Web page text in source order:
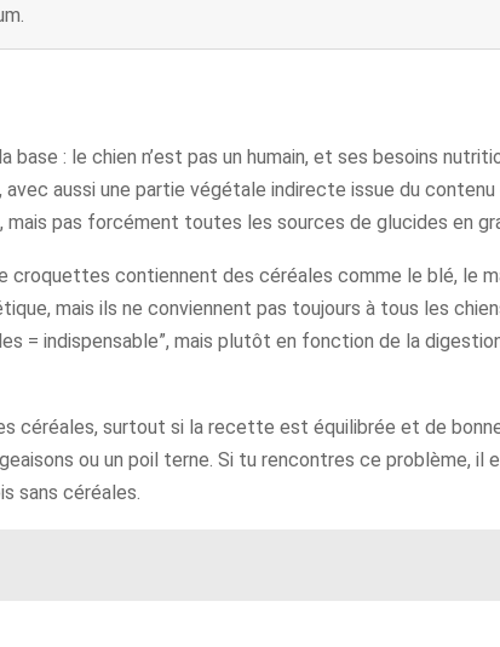
: le chien n’est pas un humain, et ses besoins
aussi une partie végétale indirecte issue du
pas forcément toutes les sources de glucides en
croquettes contiennent des céréales comme le blé, le
mais ils ne conviennent pas toujours à tous les
= indispensable”, mais plutôt en fonction de la
céréales, surtout si la recette est équilibrée et de
ou un poil terne. Si tu rencontres ce problème,
sans céréales.